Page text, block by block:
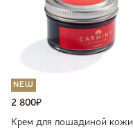
NEW
2 800₽
Крем для лошадиной кожи